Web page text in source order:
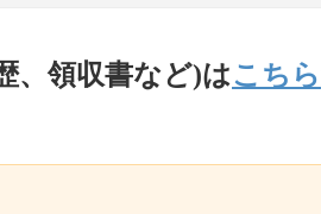
、領収書など)はこちら